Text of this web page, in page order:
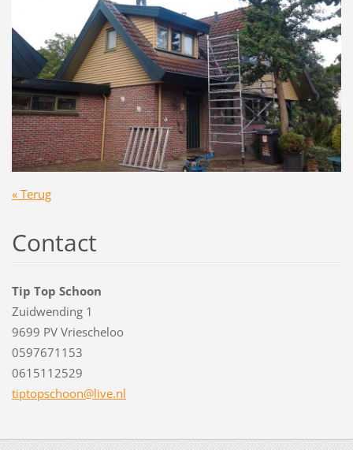
« Terug
Contact
Tip Top Schoon
Zuidwending 1
9699 PV Vriescheloo
0597671153
0615112529
tiptopschoon@live.nl